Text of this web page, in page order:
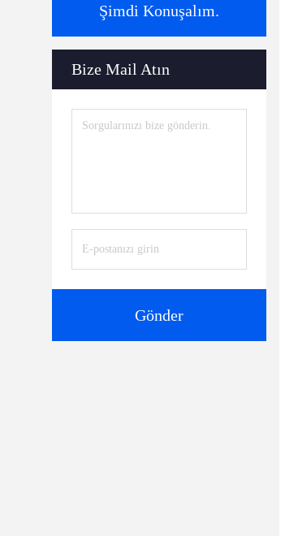
Şimdi Konuşalım.
Bize Mail Atın
Gönder